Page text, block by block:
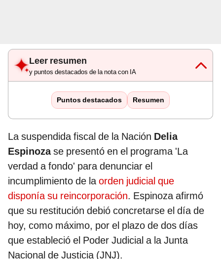
Leer resumen
y puntos destacados de la nota con IA
Puntos destacados Resumen
La suspendida fiscal de la Nación Delia
Espinozase presentó en el programa 'La
verdad a fondo' para denunciar el
incumplimiento de laorden judicial que
disponía su reincorporación. Espinoza afirmó
que su restitución debió concretarse el día de
hoy, como máximo, por el plazo de dos días
que estableció el Poder Judicial a la Junta
Nacional de Justicia (JNJ).